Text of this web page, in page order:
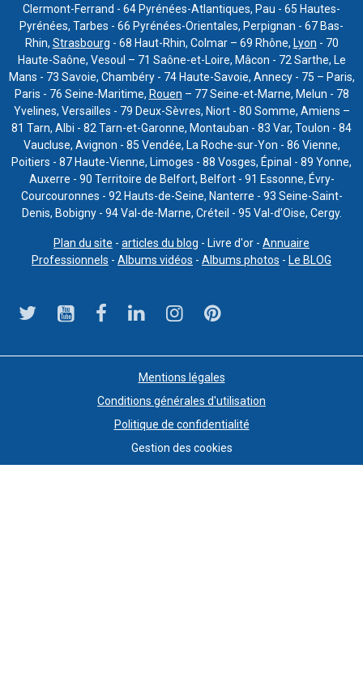
Clermont-Ferrand - 64 Pyrénées-Atlantiques, Pau - 65 Hautes-
Pyrénées, Tarbes - 66 Pyrénées-Orientales, Perpignan - 67 Bas-
Rhin, Strasbourg - 68 Haut-Rhin, Colmar – 69 Rhône, Lyon - 70
Haute-Saône, Vesoul – 71 Saône-et-Loire, Mâcon - 72 Sarthe, Le
Mans - 73 Savoie, Chambéry - 74 Haute-Savoie, Annecy - 75 – Paris,
Paris - 76 Seine-Maritime, Rouen – 77 Seine-et-Marne, Melun - 78
Yvelines, Versailles - 79 Deux-Sèvres, Niort - 80 Somme, Amiens –
81 Tarn, Albi - 82 Tarn-et-Garonne, Montauban - 83 Var, Toulon - 84
Vaucluse, Avignon - 85 Vendée, La Roche-sur-Yon - 86 Vienne,
Poitiers - 87 Haute-Vienne, Limoges - 88 Vosges, Épinal - 89 Yonne,
Auxerre - 90 Territoire de Belfort, Belfort - 91 Essonne, Évry-
Courcouronnes - 92 Hauts-de-Seine, Nanterre - 93 Seine-Saint-
Denis, Bobigny - 94 Val-de-Marne, Créteil - 95 Val-d’Oise, Cergy.
Plan du site - articles du blog - Livre d'or - Annuaire
Professionnels - Albums vidéos - Albums photos - Le BLOG
Mentions légales
Conditions générales d'utilisation
Politique de confidentialité
Gestion des cookies